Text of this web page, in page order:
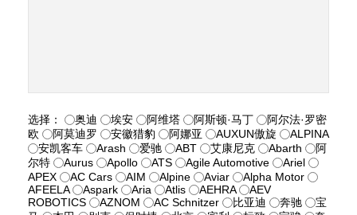
选择： 奥迪 埃安 阿维塔 阿斯顿·马丁
阿尔法·罗密
欧
阿莫迪罗 安徽猎豹 阿娜亚 AUXUN傲旋
ALPINA
安凯客车
Arash 爱驰 ABT 艾康尼克 Abarth
阿
尔特
Aurus Apollo ATS Agile Automotive
Ariel
APEX
AC Cars AIM Alpine Aviar
Alpha Motor
AFEELA
Aspark Aria Atlis AEHRA
AEV
ROBOTICS
AZNOM AC Schnitzer 比亚迪 奔驰
宝